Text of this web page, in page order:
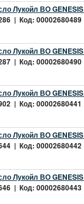
Лукойл ВО
| Код:
Лукойл ВО
| Код:
Лукойл ВО
| Код:
Лукойл ВО
| Код:
Лукойл ВО
| Код: